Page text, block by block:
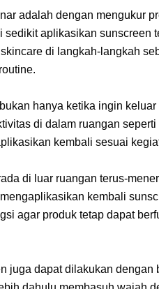
adalah dengan mengukur
sedikit aplikasikan sunscreen
di langkah-langkah
hanya ketika ingin
di dalam ruangan
kembali sesuai
di luar ruangan terus-
kembali
agar produk tetap dapat
juga dapat dilakukan dengan